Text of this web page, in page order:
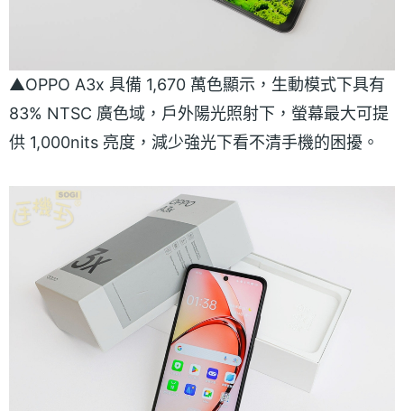
▲OPPO A3x 具備 1,670 萬色顯示，生動模式下具有
83% NTSC 廣色域，戶外陽光照射下，螢幕最大可提
供 1,000nits 亮度，減少強光下看不清手機的困擾。